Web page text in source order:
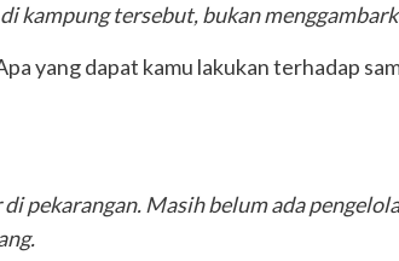
kampung tersebut, bukan
yang dapat kamu lakukan terhadap
pekarangan. Masih belum ada